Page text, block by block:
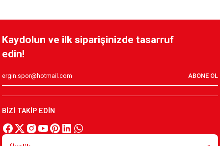
KARŞIYAKA TRİBÜN PAMUKLU SWEATSHIRT Y.
2.599,90 TL
Kaydolun ve ilk siparişinizde tasarruf
edin!
ABONE OL
BİZİ TAKİP EDİN